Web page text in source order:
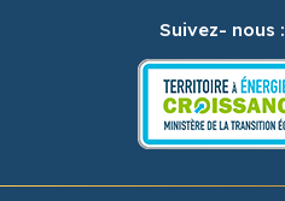
Suivez- nous :